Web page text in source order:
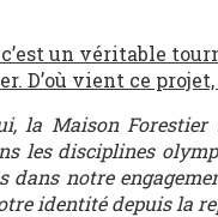
c’est un véritable
D’où vient ce
la Maison
les disciplines
dans notre
identité depuis la